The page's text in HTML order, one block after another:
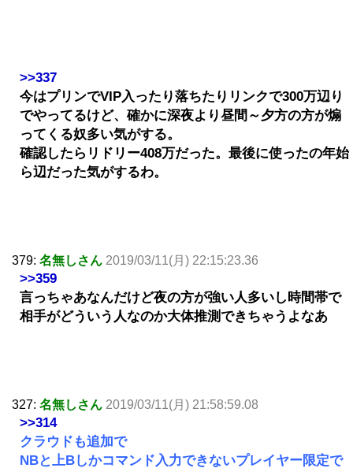
>>337
今はプリンでVIP入ったり落ちたりリンクで300万辺り
でやってるけど、確かに深夜より昼間～夕方の方が煽
ってくる奴多い気がする。
確認したらリドリー408万だった。最後に使ったの年始
ら辺だった気がするわ。
379: 名無しさん 2019/03/11(月) 22:15:23.36
>>359
言っちゃあなんだけど夜の方が強い人多いし時間帯で
相手がどういう人なのか大体推測できちゃうよなあ
327: 名無しさん 2019/03/11(月) 21:58:59.08
>>314
クラウドも追加で
NBと上Bしかコマンド入力できないプレイヤー限定で